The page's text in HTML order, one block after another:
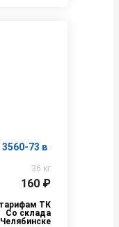
73 в
36 кг
160 ₽
ТК
Со склада